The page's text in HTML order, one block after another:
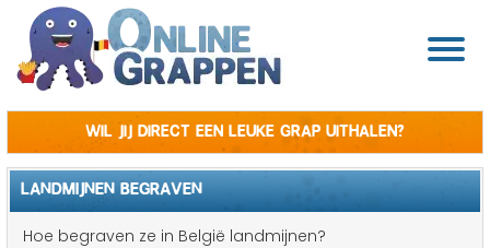
Wil jij direct een leuke grap uithalen?
LANDMIJNEN BEGRAVEN
Hoe begraven ze in België landmijnen?